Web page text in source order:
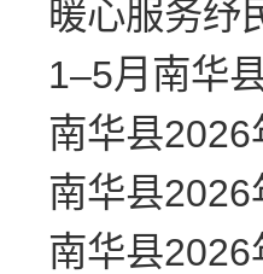
暖心服务纾
1–5月南华
南华县
南华县
南华县